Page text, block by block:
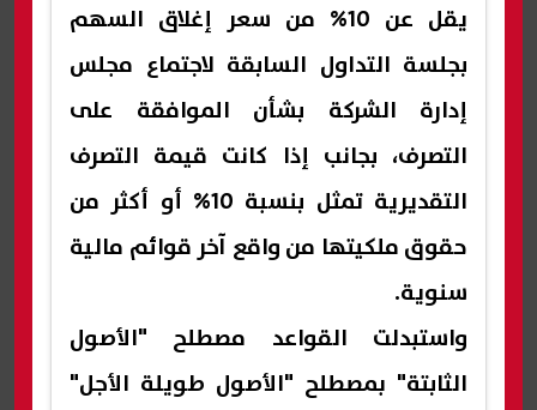
يقل عن 10% من سعر إغلاق السهم
بجلسة التداول السابقة لاجتماع مجلس
إدارة الشركة بشأن الموافقة على
التصرف، بجانب إذا كانت قيمة التصرف
التقديرية تمثل بنسبة 10% أو أكثر من
حقوق ملكيتها من واقع آخر قوائم مالية
سنوية.
واستبدلت القواعد مصطلح "الأصول
الثابتة" بمصطلح "الأصول طويلة الأجل"